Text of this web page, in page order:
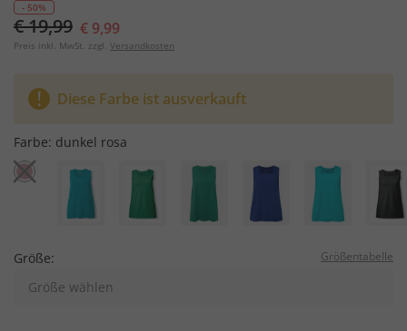
- 50%
€ 19,99 € 9,99
Preis inkl. MwSt. zzgl. Versandkosten
Diese Farbe ist ausverkauft
Farbe: dunkel rosa
Größe: Größentabelle
Größe wählen